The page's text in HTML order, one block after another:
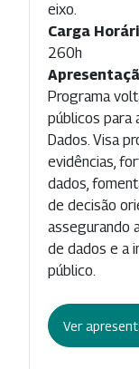
eixo.
Carga
260h
Programa
públicos para
Dados. Visa
evidências,
dados,
de decisão
assegurando
de dados e a
público.
Ver